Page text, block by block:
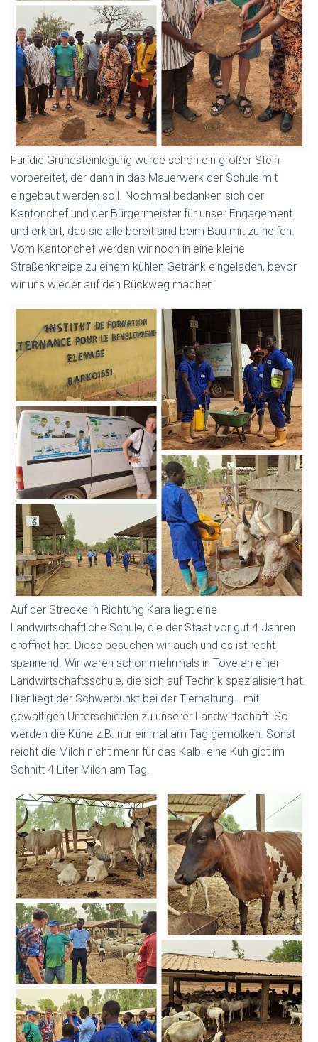
Für die Grundsteinlegung wurde schon ein großer Stein
vorbereitet, der dann in das Mauerwerk der Schule mit
eingebaut werden soll. Nochmal bedanken sich der
Kantonchef und der Bürgermeister für unser Engagement
und erklärt, das sie alle bereit sind beim Bau mit zu helfen.
Vom Kantonchef werden wir noch in eine kleine
Straßenkneipe zu einem kühlen Getränk eingeladen, bevor
wir uns wieder auf den Rückweg machen.
Auf der Strecke in Richtung Kara liegt eine
Landwirtschaftliche Schule, die der Staat vor gut 4 Jahren
eröffnet hat. Diese besuchen wir auch und es ist recht
spannend. Wir waren schon mehrmals in Tove an einer
Landwirtschaftsschule, die sich auf Technik spezialisiert hat.
Hier liegt der Schwerpunkt bei der Tierhaltung… mit
gewaltigen Unterschieden zu unserer Landwirtschaft. So
werden die Kühe z.B. nur einmal am Tag gemolken. Sonst
reicht die Milch nicht mehr für das Kalb. eine Kuh gibt im
Schnitt 4 Liter Milch am Tag.